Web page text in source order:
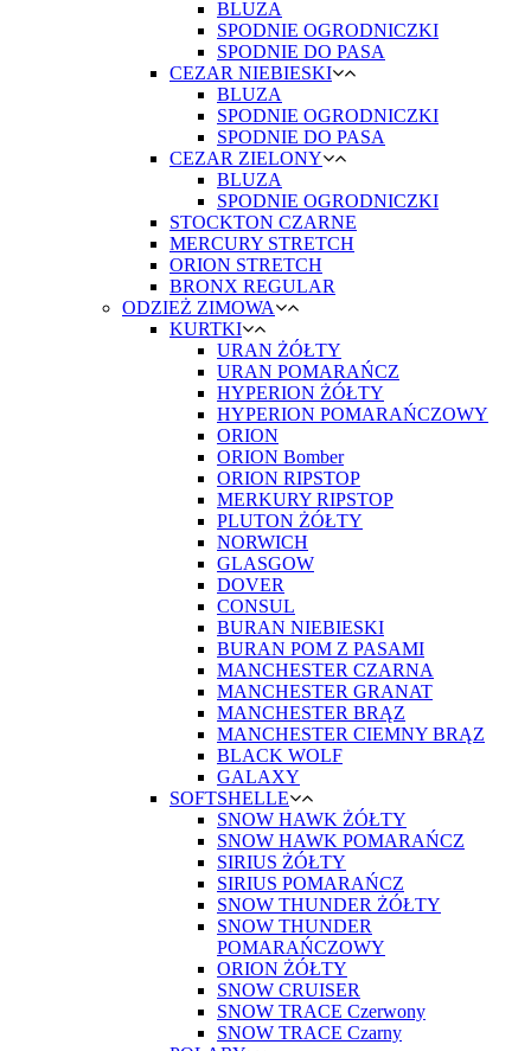
BLUZA
SPODNIE OGRODNICZKI
SPODNIE DO PASA
CEZAR NIEBIESKI
BLUZA
SPODNIE OGRODNICZKI
SPODNIE DO PASA
CEZAR ZIELONY
BLUZA
SPODNIE OGRODNICZKI
STOCKTON CZARNE
MERCURY STRETCH
ORION STRETCH
BRONX REGULAR
ODZIEŻ ZIMOWA
KURTKI
URAN ŻÓŁTY
URAN POMARAŃCZ
HYPERION ŻÓŁTY
HYPERION POMARAŃCZOWY
ORION
ORION Bomber
ORION RIPSTOP
MERKURY RIPSTOP
PLUTON ŻÓŁTY
NORWICH
GLASGOW
DOVER
CONSUL
BURAN NIEBIESKI
BURAN POM Z PASAMI
MANCHESTER CZARNA
MANCHESTER GRANAT
MANCHESTER BRĄZ
MANCHESTER CIEMNY BRĄZ
BLACK WOLF
GALAXY
SOFTSHELLE
SNOW HAWK ŻÓŁTY
SNOW HAWK POMARAŃCZ
SIRIUS ŻÓŁTY
SIRIUS POMARAŃCZ
SNOW THUNDER ŻÓŁTY
SNOW THUNDER
POMARAŃCZOWY
ORION ŻÓŁTY
SNOW CRUISER
SNOW TRACE Czerwony
SNOW TRACE Czarny